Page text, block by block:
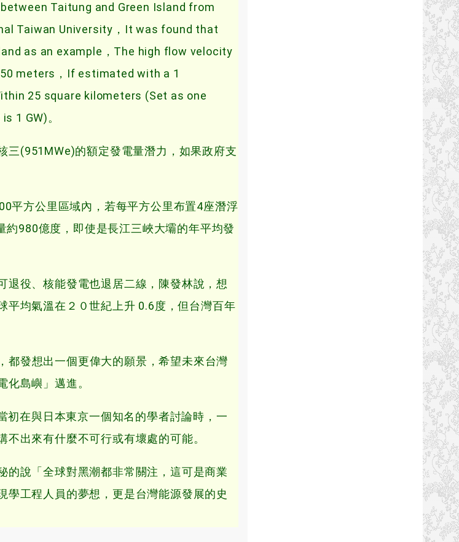
Taitung and Green Island from
Taiwan University，It was found that
as an example，The high flow velocity
meters，If estimated with a 1
25 square kilometers (Set as one
1 GW)。
三(951MWe)的額定發電量潛力，如果政府支
平方公里區域內，若每平方公里布置4座潛浮
980億度，即使是長江三峽大壩的年平均發
退役、核能發電也退居二線，陳發林說，想
平均氣溫在２０世紀上升 0.6度，但台灣百年
， 都發想出一個更偉大的願景 ，希望未來台灣
島嶼」邁進。
初在與日本東京一個知名的學者討論時，一
出來有什麼不可行或有壞處的可能。
的說「全球對黑潮都非常關注，這可是商業
工程人員的夢想，更是台灣能源發展的史